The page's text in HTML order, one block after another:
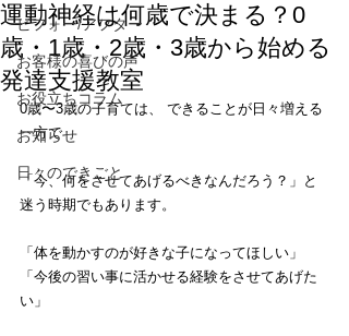
ビフォー/アフター
お客様の喜びの声
お役立ちコラム
お知らせ
日々のできごと
運動神経は何歳で決まる？0
歳・1歳・2歳・3歳から始める
発達支援教室
0歳〜3歳の子育ては、 できることが日々増える
一方で
「今、何をさせてあげるべきなんだろう？」と
迷う時期でもあります。
「体を動かすのが好きな子になってほしい」
「今後の習い事に活かせる経験をさせてあげた
い」